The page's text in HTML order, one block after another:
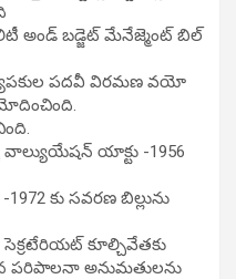
అండ్ బడ్జెట్ మేనేజ్మెంట్ బిల్
పదవీ విరమణ వయో
యాక్టు -1956
కు సవరణ బిల్లును
కూల్చివేతకు
పరిపాలనా అనుమతులను